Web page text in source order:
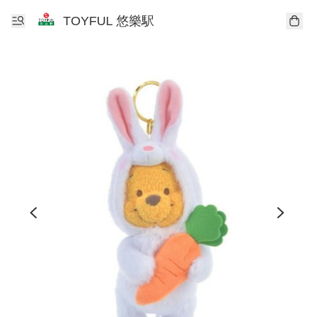
TOYFUL 悠樂駅